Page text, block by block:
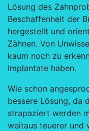
Lösung des
Beschaffenheit der
hergestellt und
Zähnen. Von
kaum noch zu
Implantate haben.
Wie schon
bessere Lösung, da
strapaziert werden
weitaus teuerer und